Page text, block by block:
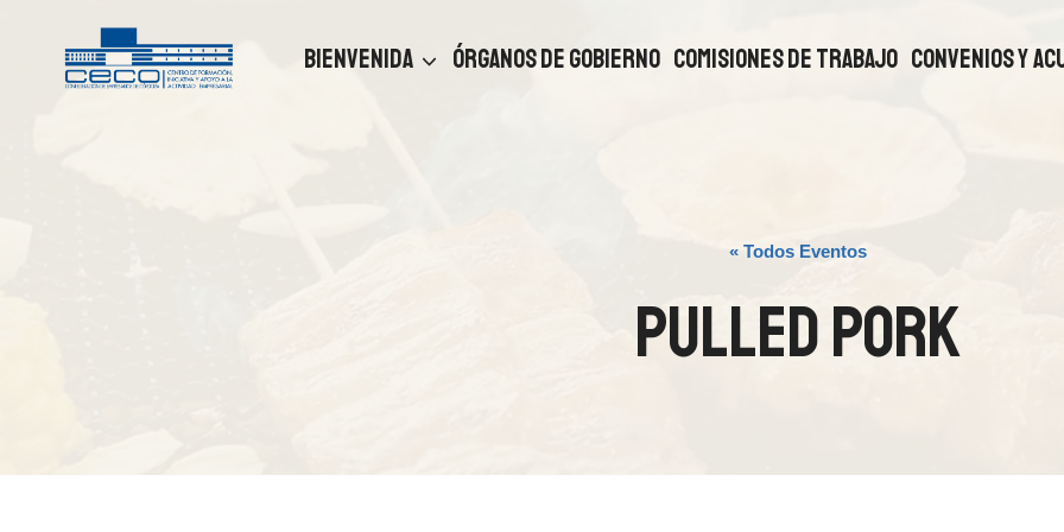
contenido
BIENVENIDA ÓRGANOS DE GOBIERNO COMISIONES DE TRABAJO CONVENIOS Y
« Todos Eventos
Pulled Pork